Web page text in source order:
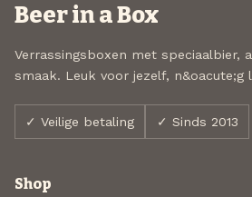
Beer in a Box
Verrassingsboxen met speciaalbier,
smaak. Leuk voor jezelf, n&oacute;g
✓ Veilige betaling ✓ Sinds 2013
Shop